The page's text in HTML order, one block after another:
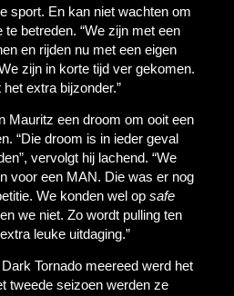
sport. En kan niet wachten om
betreden. “We zijn met een
en rijden nu met een eigen
zijn in korte tijd ver gekomen.
extra bijzonder.”
Mauritz een droom om ooit een
“Die droom is in ieder geval
vervolgt hij lachend. “We
voor een MAN. Die was er nog
We konden wel op safe
we niet. Zo wordt pulling ten
leuke uitdaging.”
Tornado meereed werd het
tweede seizoen werden ze